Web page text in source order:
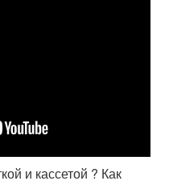
и кассетой ? Как